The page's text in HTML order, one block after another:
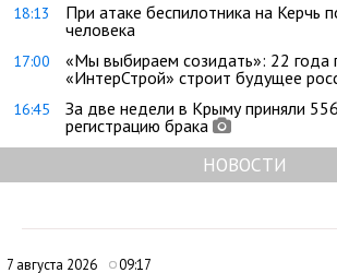
18:13
При атаке беспилотника на Керчь
человека
17:00
«Мы выбираем созидать»: 22 года
«ИнтерСтрой» строит будущее
16:45
За две недели в Крыму приняли
регистрацию брака
НОВОСТИ
7 августа 2026 09:17